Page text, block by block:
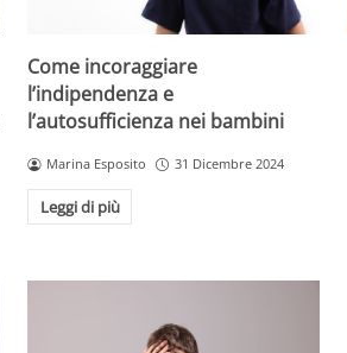
Come incoraggiare
l’indipendenza e
l’autosufficienza nei bambini
Marina Esposito 31 Dicembre 2024
Leggi di più